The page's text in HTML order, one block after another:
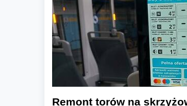
Remont torów na